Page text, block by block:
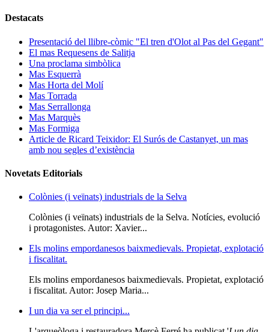
Destacats
Presentació del llibre-còmic "El tren d'Olot al Pas del Gegant"
El mas Requesens de Salitja
Una proclama simbòlica
Mas Esquerrà
Mas Horta del Molí
Mas Torrada
Mas Serrallonga
Mas Marquès
Mas Formiga
Article de Ricard Teixidor: El Surós de Castanyet, un mas
amb nou segles d’existència
Novetats Editorials
Colònies (i veïnats) industrials de la Selva
Colònies (i veïnats) industrials de la Selva. Notícies, evolució
i protagonistes. Autor: Xavier...
Els molins empordanesos baixmedievals. Propietat, explotació
i fiscalitat.
Els molins empordanesos baixmedievals. Propietat, explotació
i fiscalitat. Autor: Josep Maria...
I un dia va ser el principi...